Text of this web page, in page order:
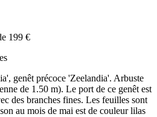
199 €
genêt précoce 'Zeelandia'. Arbuste
de 1.50 m). Le port de ce genêt est
des branches fines. Les feuilles sont
au mois de mai est de couleur lilas